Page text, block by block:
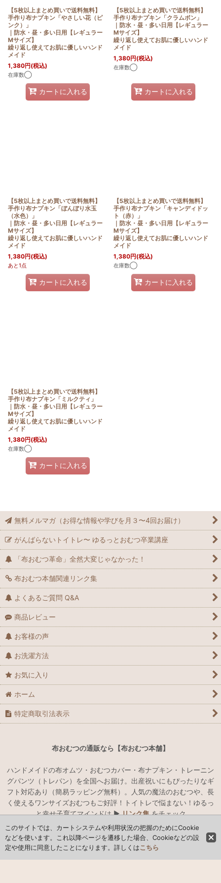
【5枚以上まとめ買いで送料無料】
手作り布ナプキン「やさしい花（ピ
ンク）」
｜防水・昼・多い日用【レギュラー
Mサイズ】
繰り返し使えてお肌に優しいハンド
メイド
1,380円(税込)
在庫数◯
カートに入れる
【5枚以上まとめ買いで送料無料】
手作り布ナプキン「クラムボン」
｜防水・昼・多い日用【レギュラー
Mサイズ】
繰り返し使えてお肌に優しいハンド
メイド
1,380円(税込)
在庫数◯
カートに入れる
【5枚以上まとめ買いで送料無料】
手作り布ナプキン「ぼんぼり水玉
（水色）」
｜防水・昼・多い日用【レギュラー
Mサイズ】
繰り返し使えてお肌に優しいハンド
メイド
1,380円(税込)
あと1点
カートに入れる
【5枚以上まとめ買いで送料無料】
手作り布ナプキン「キャンディドッ
ト（赤）」
｜防水・昼・多い日用【レギュラー
Mサイズ】
繰り返し使えてお肌に優しいハンド
メイド
1,380円(税込)
在庫数◯
カートに入れる
【5枚以上まとめ買いで送料無料】
手作り布ナプキン「ミルクティ」
｜防水・昼・多い日用【レギュラー
Mサイズ】
繰り返し使えてお肌に優しいハンド
メイド
1,380円(税込)
在庫数◯
カートに入れる
無料メルマガ（お得な情報や学びを月３〜4回お届け）
がんばらないトイトレ〜 ゆるっとおむつ卒業講座
「布おむつ革命」全然大変じゃなかった！
布おむつ本舗関連リンク集
よくあるご質問 Q&A
商品レビュー
お客様の声
お洗濯方法
お気に入り
ホーム
特定商取引法表示
布おむつの通販なら【布おむつ本舗】
ハンドメイドの布オムツ・おむつカバー・布ナプキン・トレーニン
グパンツ（トレパン）を全国へお届け。出産祝いにもぴったりなギ
フト対応あり（簡易ラッピング無料）。人気の魔法のおむつや、長
く使えるワンサイズおむつもご好評！トイトレで悩まない！ゆるっ
と幸せ子育てマインドは ▶︎リンク集をチェック
ハンドメイドでオリジナルの布おむつ・おむつカバー・布ナプキン
の通販
布おむつ本舗 Copyright (C) 2013 nunoomutsuhonpo. All Rights
このサイトでは、カートシステムや利用状況の把握のためにCookie
などを使います。これ以降ページを遷移した場合、Cookieなどの設
定や使用に同意したことになります。詳しくはこちら